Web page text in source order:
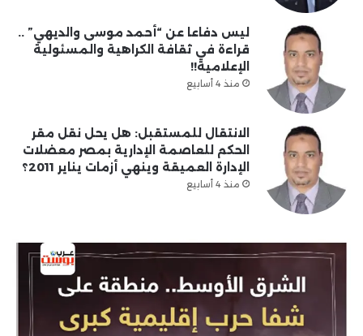
ليس دفاعا عن “أحمد موسى والديهي” ..
قراءة في ثقافة الكراهية والمسئولية
الإعلامية!!
منذ 4 أسابيع
الانتقال للمستقبل: هل يحل نقل مقر
الحكم للعاصمة الإدارية بمصر معضلات
الإدارة العميقة وينهي أزمات يناير 2011؟
منذ 4 أسابيع